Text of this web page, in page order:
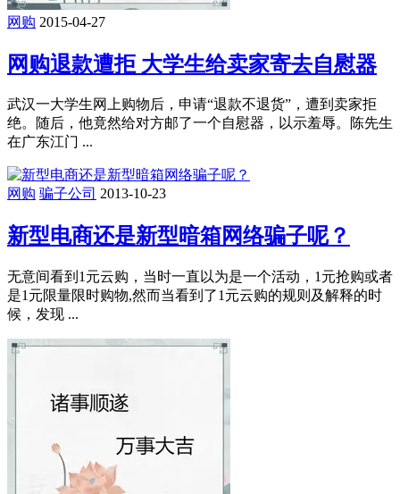
网购 2015-04-27
网购退款遭拒 大学生给卖家寄去自慰器
武汉一大学生网上购物后，申请“退款不退货”，遭到卖家拒
绝。随后，他竟然给对方邮了一个自慰器，以示羞辱。陈先生
在广东江门 ...
网购 骗子公司 2013-10-23
新型电商还是新型暗箱网络骗子呢？
无意间看到1元云购，当时一直以为是一个活动，1元抢购或者
是1元限量限时购物,然而当看到了1元云购的规则及解释的时
候，发现 ...